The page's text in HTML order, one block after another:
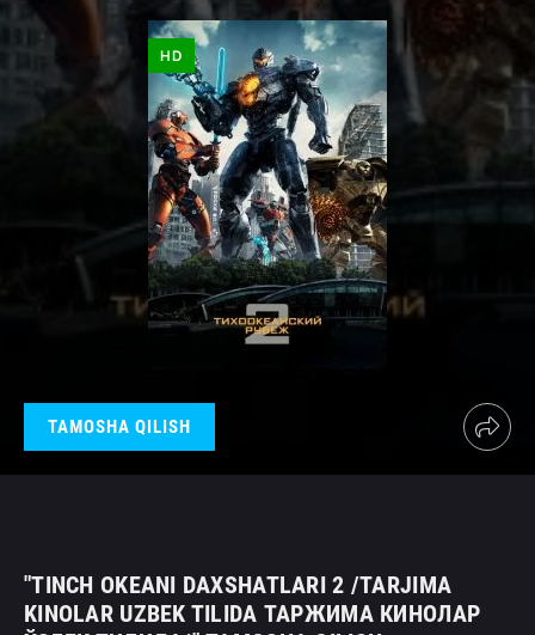
HD
TAMOSHA QILISH
"TINCH OKEANI DAXSHATLARI 2 /TARJIMA
KINOLAR UZBEK TILIDA ТАРЖИМА КИНОЛАР